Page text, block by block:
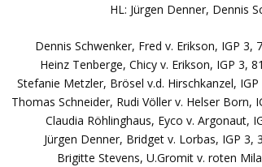
HL: Jürgen Denner, Dennis
Dennis Schwenker, Fred v. Erikson, IGP 3,
Heinz Tenberge, Chicy v. Erikson, IGP 3,
Stefanie Metzler, Brösel v.d. Hirschkanzel,
Thomas Schneider, Rudi Völler v. Helser Born,
Claudia Röhlinghaus, Eyco v. Argonaut,
Jürgen Denner, Bridget v. Lorbas, IGP 3,
Brigitte Stevens, U.Gromit v. roten